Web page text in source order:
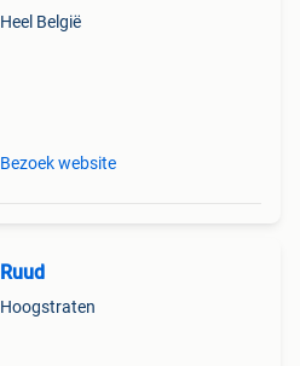
Heel België
Bezoek website
Ruud
Hoogstraten